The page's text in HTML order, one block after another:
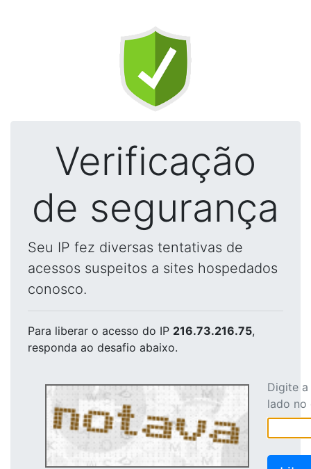
Verificação
de segurança
Seu IP fez diversas tentativas de
acessos suspeitos a sites hospedados
conosco.
Para liberar o acesso do IP 216.73.216.75,
responda ao desafio abaixo.
Digite
lado no